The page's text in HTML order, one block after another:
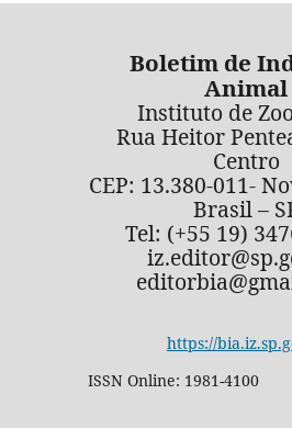
Boletim de
Animal
Instituto de
Rua Heitor
Centro
CEP: 13.380-011-
Brasil –
Tel: (+55 19)
https://
ISSN Online: 1981-4100